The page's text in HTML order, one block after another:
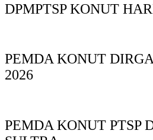
DPMPTSP KONUT
PEMDA KONUT
2026
PEMDA KONUT PTSP